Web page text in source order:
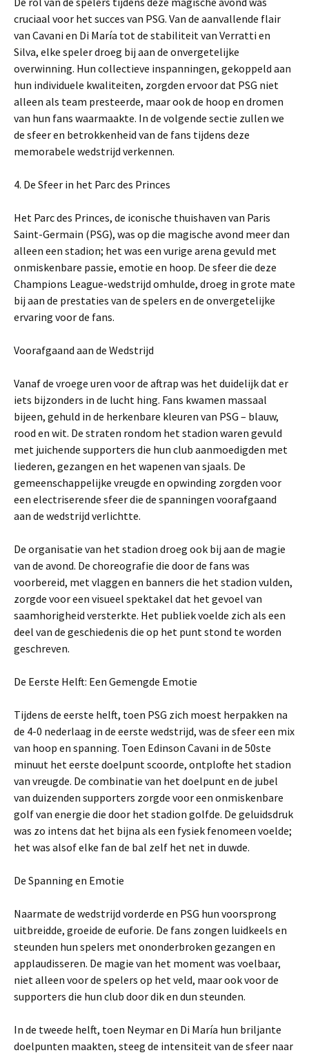
cruciaal voor het succes van PSG. Van de aanvallende flair
van Cavani en Di María tot de stabiliteit van Verratti en
Silva, elke speler droeg bij aan de onvergetelijke
overwinning. Hun collectieve inspanningen, gekoppeld aan
hun individuele kwaliteiten, zorgden ervoor dat PSG niet
alleen als team presteerde, maar ook de hoop en dromen
van hun fans waarmaakte. In de volgende sectie zullen we
de sfeer en betrokkenheid van de fans tijdens deze
memorabele wedstrijd verkennen.
4. De Sfeer in het Parc des Princes
Het Parc des Princes, de iconische thuishaven van Paris
Saint-Germain (PSG), was op die magische avond meer dan
alleen een stadion; het was een vurige arena gevuld met
onmiskenbare passie, emotie en hoop. De sfeer die deze
Champions League-wedstrijd omhulde, droeg in grote mate
bij aan de prestaties van de spelers en de onvergetelijke
ervaring voor de fans.
Voorafgaand aan de Wedstrijd
Vanaf de vroege uren voor de aftrap was het duidelijk dat er
iets bijzonders in de lucht hing. Fans kwamen massaal
bijeen, gehuld in de herkenbare kleuren van PSG – blauw,
rood en wit. De straten rondom het stadion waren gevuld
met juichende supporters die hun club aanmoedigden met
liederen, gezangen en het wapenen van sjaals. De
gemeenschappelijke vreugde en opwinding zorgden voor
een electriserende sfeer die de spanningen voorafgaand
aan de wedstrijd verlichtte.
De organisatie van het stadion droeg ook bij aan de magie
van de avond. De choreografie die door de fans was
voorbereid, met vlaggen en banners die het stadion vulden,
zorgde voor een visueel spektakel dat het gevoel van
saamhorigheid versterkte. Het publiek voelde zich als een
deel van de geschiedenis die op het punt stond te worden
geschreven.
De Eerste Helft: Een Gemengde Emotie
Tijdens de eerste helft, toen PSG zich moest herpakken na
de 4-0 nederlaag in de eerste wedstrijd, was de sfeer een mix
van hoop en spanning. Toen Edinson Cavani in de 50ste
minuut het eerste doelpunt scoorde, ontplofte het stadion
van vreugde. De combinatie van het doelpunt en de jubel
van duizenden supporters zorgde voor een onmiskenbare
golf van energie die door het stadion golfde. De geluidsdruk
was zo intens dat het bijna als een fysiek fenomeen voelde;
het was alsof elke fan de bal zelf het net in duwde.
De Spanning en Emotie
Naarmate de wedstrijd vorderde en PSG hun voorsprong
uitbreidde, groeide de euforie. De fans zongen luidkeels en
steunden hun spelers met ononderbroken gezangen en
applaudisseren. De magie van het moment was voelbaar,
niet alleen voor de spelers op het veld, maar ook voor de
supporters die hun club door dik en dun steunden.
In de tweede helft, toen Neymar en Di María hun briljante
doelpunten maakten, steeg de intensiteit van de sfeer naar